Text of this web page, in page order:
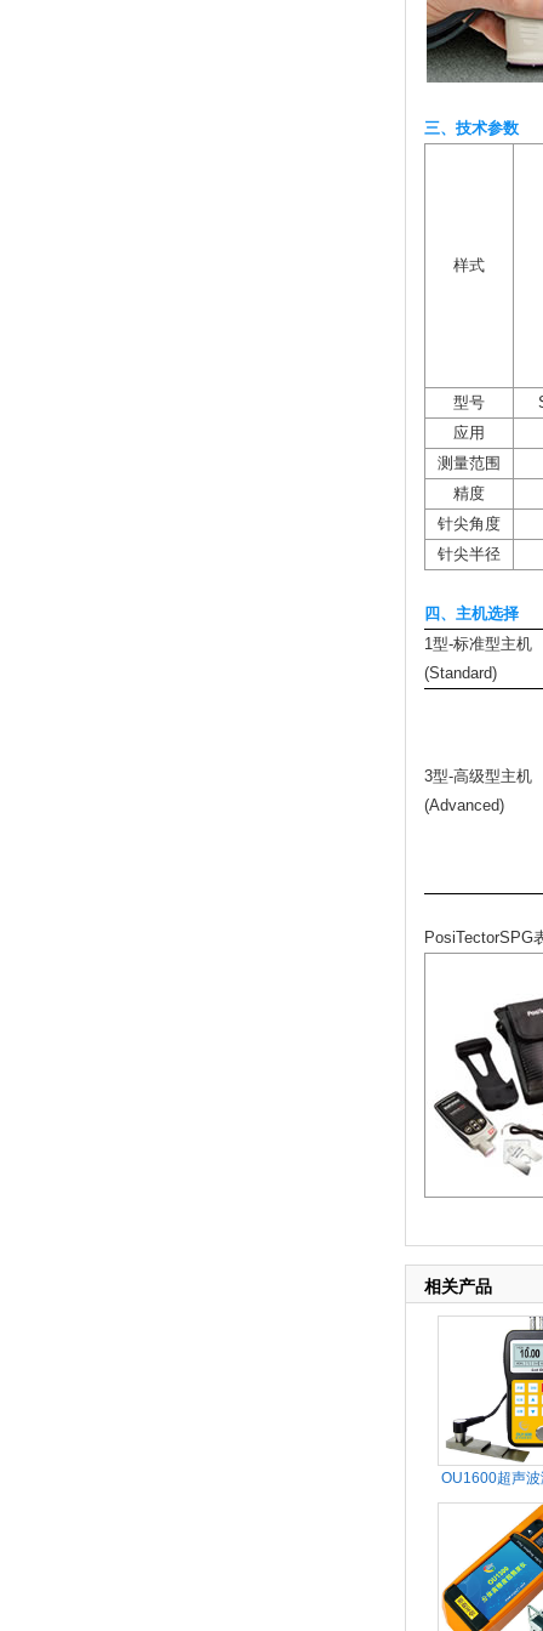
三、技术参数
样式
型号
应用
测量范围
精度
针尖角度
针尖半径
四、主机选择
1型-标准型主机
(Standard)
3型-高级型主机
(Advanced)
PosiTectorSPG
相关产品
OU1600超声